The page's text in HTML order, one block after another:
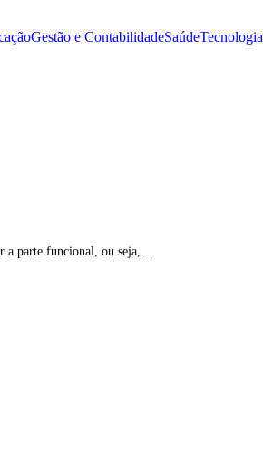
Gestão e ContabilidadeSaúdeTecnologia
a parte funcional, ou seja,…